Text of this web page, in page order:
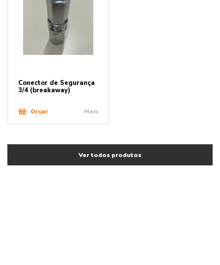
Conector de Segurança
3/4 (breakaway)
Mais
Orçar
Ver todos produtos